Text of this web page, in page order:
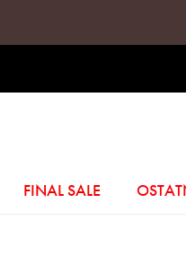
FINAL SALE